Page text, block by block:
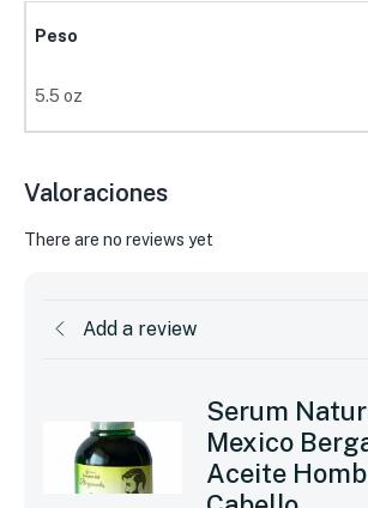
Peso
5.5 oz
Valoraciones
There are no reviews yet
Add a review
Serum
Mexico
Aceite